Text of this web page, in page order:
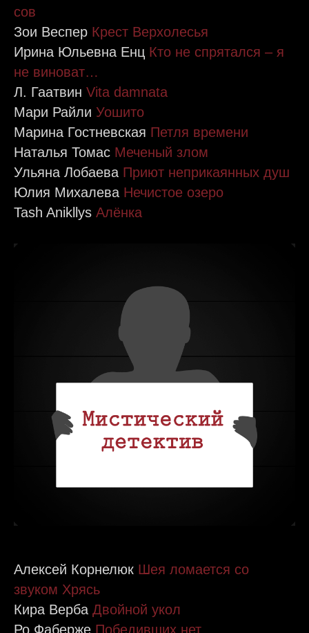
сов
Зои Веспер Крест Верхолесья
Ирина Юльевна Енц Кто не спрятался – я
не виноват…
Л. Гаатвин Vita damnata
Мари Райли Уошито
Марина Гостневская Петля времени
Наталья Томас Меченый злом
Ульяна Лобаева Приют неприкаянных душ
Юлия Михалева Нечистое озеро
Tash Anikllys Алёнка
Алексей Корнелюк Шея ломается со
звуком Хрясь
Кира Верба Двойной укол
Ро Фаберже Победивших нет